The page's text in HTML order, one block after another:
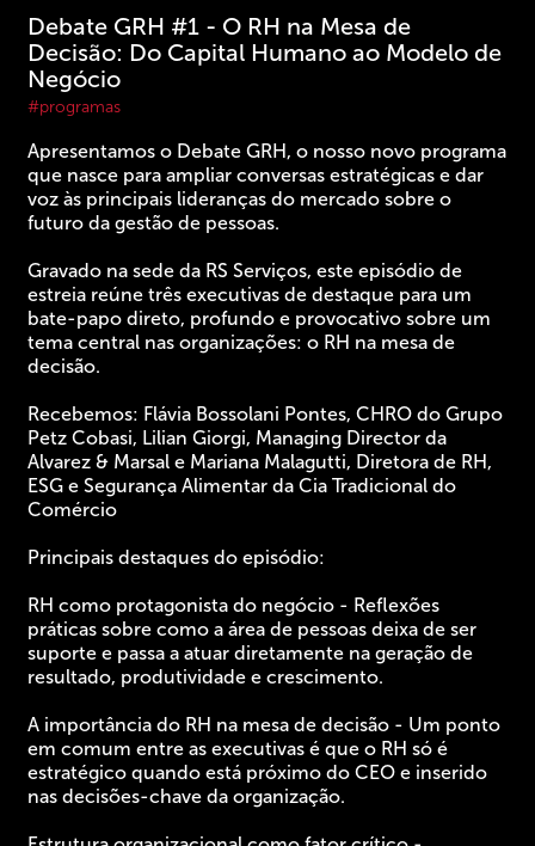
Debate GRH #1 - O RH na Mesa de
Decisão: Do Capital Humano ao Modelo de
Negócio
#programas
Apresentamos o Debate GRH, o nosso novo programa
que nasce para ampliar conversas estratégicas e dar
voz às principais lideranças do mercado sobre o
futuro da gestão de pessoas.
Gravado na sede da RS Serviços, este episódio de
estreia reúne três executivas de destaque para um
bate-papo direto, profundo e provocativo sobre um
tema central nas organizações: o RH na mesa de
decisão.
Recebemos: Flávia Bossolani Pontes, CHRO do Grupo
Petz Cobasi, Lilian Giorgi, Managing Director da
Alvarez & Marsal e Mariana Malagutti, Diretora de RH,
ESG e Segurança Alimentar da Cia Tradicional do
Comércio
Principais destaques do episódio:
RH como protagonista do negócio - Reflexões
práticas sobre como a área de pessoas deixa de ser
suporte e passa a atuar diretamente na geração de
resultado, produtividade e crescimento.
A importância do RH na mesa de decisão - Um ponto
em comum entre as executivas é que o RH só é
estratégico quando está próximo do CEO e inserido
nas decisões-chave da organização.